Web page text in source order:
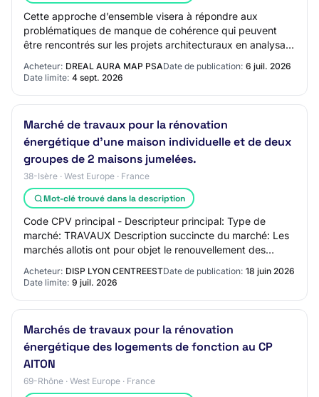
Cette approche d’ensemble visera à répondre aux
problématiques de manque de cohérence qui peuvent
être rencontrés sur les projets architecturaux en analysant
Acheteur: DREAL AURA MAP PSADate de publication: 6 juil. 2026
Date limite: 4 sept. 2026
Marché de travaux pour la rénovation
énergétique d'une maison individuelle et de deux
groupes de 2 maisons jumelées.
38-Isère · West Europe · France
Mot-clé trouvé dans la description
Code CPV principal - Descripteur principal: Type de
marché: TRAVAUX Description succincte du marché: Les
marchés allotis ont pour objet le renouvellement des
Acheteur: DISP LYON CENTREESTDate de publication: 18 juin 2026
Date limite: 9 juil. 2026
Marchés de travaux pour la rénovation
énergétique des logements de fonction au CP
AITON
69-Rhône · West Europe · France